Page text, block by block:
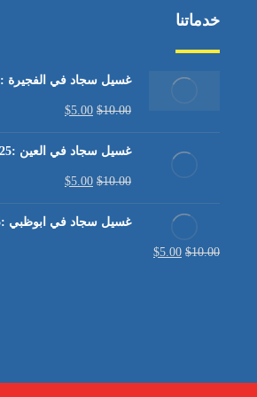
خدماتنا
غسيل سجاد في الفجيرة :0504348425
$10.00
$5.00
غسيل سجاد في العين :0504348425
$10.00
$5.00
غسيل سجاد في ابوظبي :0504348425
$10.00
$5.00